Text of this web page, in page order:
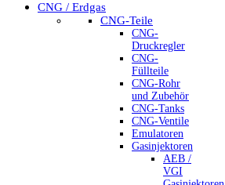
CNG / Erdgas
CNG-Teile
CNG-
Druckregler
CNG-
Füllteile
CNG-Rohr
und Zubehör
CNG-Tanks
CNG-Ventile
Emulatoren
Gasinjektoren
AEB /
VGI